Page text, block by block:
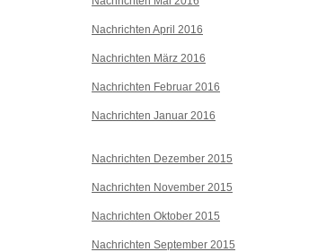
Nachrichten April 2016
Nachrichten März 2016
Nachrichten Februar 2016
Nachrichten Januar 2016
Nachrichten Dezember 2015
Nachrichten November 2015
Nachrichten Oktober 2015
Nachrichten September 2015